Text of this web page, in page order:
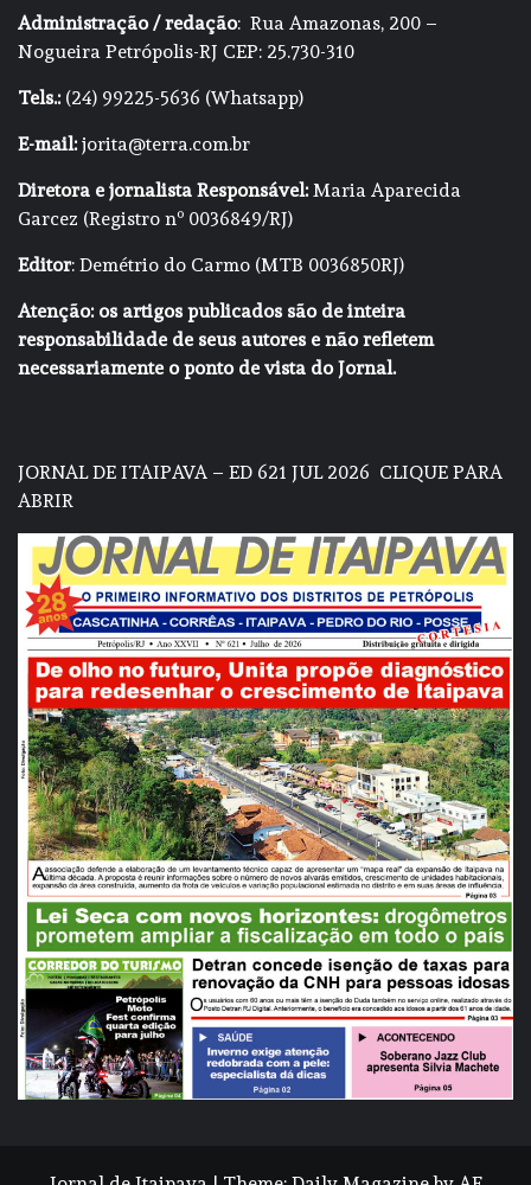
Administração / redação: Rua Amazonas, 200 –
Nogueira Petrópolis-RJ CEP: 25.730-310
Tels.:(24) 99225-5636 (Whatsapp)
E-mail:jorita@terra.com.br
Diretora e jornalista Responsável:Maria Aparecida
Garcez (Registro nº 0036849/RJ)
Editor: Demétrio do Carmo (MTB 0036850RJ)
Atenção: os artigos publicados são de inteira
responsabilidade de seus autores e não refletem
necessariamente o ponto de vista do Jornal.
JORNAL DE ITAIPAVA – ED 621 JUL 2026 CLIQUE PARA
ABRIR